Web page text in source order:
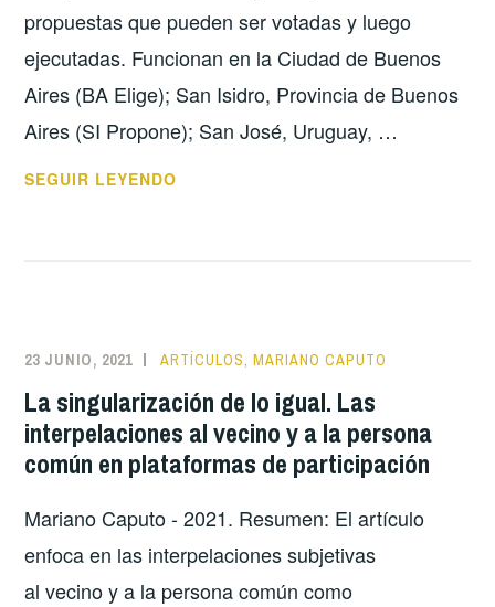
propuestas que pueden ser votadas y luego
ejecutadas. Funcionan en la Ciudad de Buenos
Aires (BA Elige); San Isidro, Provincia de Buenos
Aires (SI Propone); San José, Uruguay, …
SEGUIR LEYENDO
DEL
REGIONALIZACIÓN
IDEOLÓGICA,
CONFLICTIVIDAD
SONDEO
EN
23 JUNIO, 2021 ARTÍCULOS,MARIANO CAPUTO
La singularización de lo igual. Las
interpelaciones al vecino y a la persona
común en plataformas de participación
Mariano Caputo - 2021. Resumen: El artículo
enfoca en las interpelaciones subjetivas
al vecino y a la persona común como